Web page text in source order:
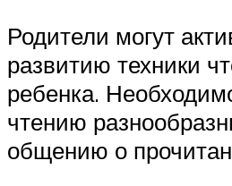
Родители могут
развитию техники
ребенка.
чтению
общению о